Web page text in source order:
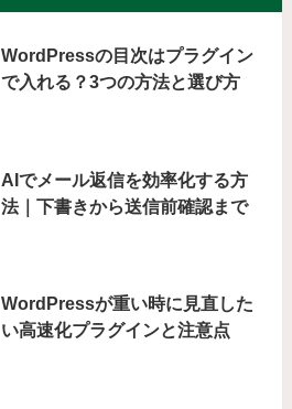
WordPressの目次はプラグイン
で入れる？3つの方法と選び方
AIでメール返信を効率化する方
法｜下書きから送信前確認まで
WordPressが重い時に見直した
い高速化プラグインと注意点